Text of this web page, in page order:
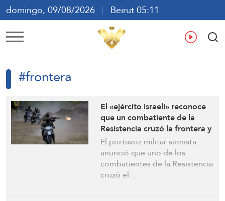
domingo, 09/08/2026
Beirut 05:11
ع En
#frontera
El «ejército israelí» reconoce
que un combatiente de la
Resistencia cruzó la frontera y
abrió fuego contra las tropas
El portavoz militar sionista
anunció que uno de los
combatientes de la Resistencia
cruzó el …